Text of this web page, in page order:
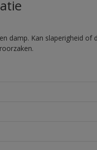
damp. Kan slaperigheid of